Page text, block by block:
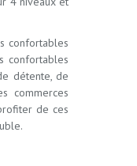
confortables
confortables
détente, de
commerces
de ces